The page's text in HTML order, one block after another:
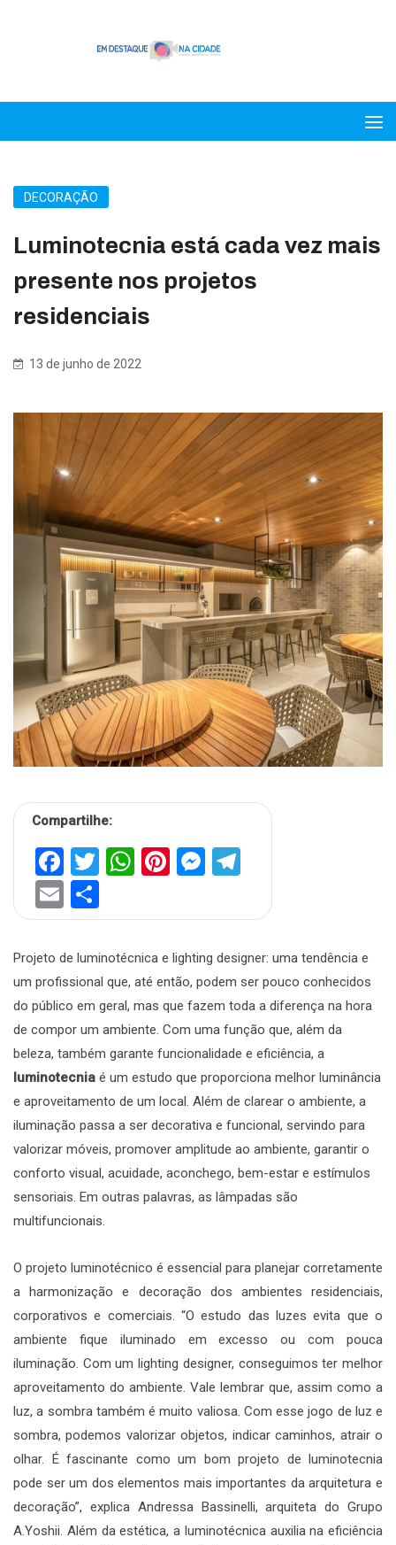
DECORAÇÃO
Luminotecnia está cada vez mais
presente nos projetos
residenciais
13 de junho de 2022
Compartilhe:
Facebook
Twitter
WhatsApp
Pinterest
Messenger
Email
Projeto de luminotécnica e lighting designer: uma tendência e
um profissional que, até então, podem ser pouco conhecidos
do público em geral, mas que fazem toda a diferença na hora
de compor um ambiente. Com uma função que, além da
beleza, também garante funcionalidade e eficiência, a
luminotecnia é um estudo que proporciona melhor luminância
e aproveitamento de um local. Além de clarear o ambiente, a
iluminação passa a ser decorativa e funcional, servindo para
valorizar móveis, promover amplitude ao ambiente, garantir o
conforto visual, acuidade, aconchego, bem-estar e estímulos
sensoriais. Em outras palavras, as lâmpadas são
multifuncionais.
O projeto luminotécnico é essencial para planejar corretamente
a harmonização e decoração dos ambientes residenciais,
corporativos e comerciais. “O estudo das luzes evita que o
ambiente fique iluminado em excesso ou com pouca
iluminação. Com um lighting designer, conseguimos ter melhor
aproveitamento do ambiente. Vale lembrar que, assim como a
luz, a sombra também é muito valiosa. Com esse jogo de luz e
sombra, podemos valorizar objetos, indicar caminhos, atrair o
olhar. É fascinante como um bom projeto de luminotecnia
pode ser um dos elementos mais importantes da arquitetura e
decoração”, explica Andressa Bassinelli, arquiteta do Grupo
A.Yoshii. Além da estética, a luminotécnica auxilia na eficiência